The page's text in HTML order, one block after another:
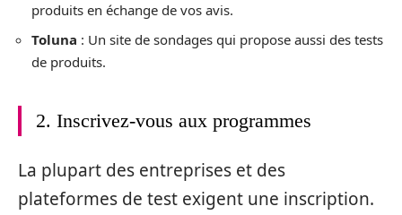
produits en échange de vos avis.
Toluna : Un site de sondages qui propose aussi des tests
de produits.
2. Inscrivez-vous aux programmes
La plupart des entreprises et des
plateformes de test exigent une inscription.